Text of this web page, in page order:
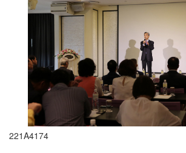
221A4174